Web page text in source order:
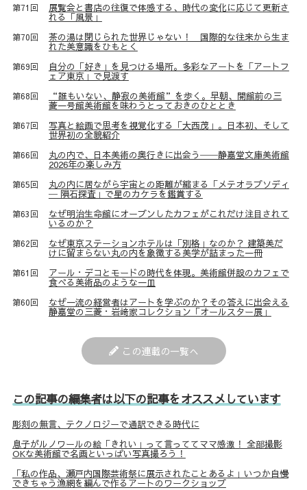
第71回 展覧会と書店の往復で体感する、時代の変化に応じて更新さ
れる「風景」
第70回 茶の湯は閉じられた世界じゃない！ 国際的な往来から生ま
れた美意識をひもとく
第69回 自分の「好き」を見つける場所。多彩なアートを「アートフ
ェア東京」で見渡す
第68回 “誰もいない、静寂の美術館”を歩く。早朝、開館前の三
菱一号館美術館を味わうとっておきのひととき
第67回 写真と絵画で思考を視覚化する「大西茂」。日本初、そして
世界初の全貌紹介
第66回 丸の内で、日本美術の奥行きに出会う──静嘉堂文庫美術館
2026年の楽しみ方
第65回 丸の内に居ながら宇宙との距離が縮まる「メテオラプソディ
─ 隕石探査」で星のカケラを鑑賞する
第63回 なぜ明治生命館にオープンしたカフェがこれだけ注目されて
いるのか？
第62回 なぜ東京ステーションホテルは「別格」なのか？ 建築美だ
けに留まらない丸の内を象徴する美学が詰まった一冊
第61回 アール・デコとモードの時代を体現。美術館併設のカフェで
食べる美術品のような一皿
第60回 なぜ一流の経営者はアートを学ぶのか？その答えに出会える
静嘉堂の三菱・岩﨑家コレクション「オールスター展」
この連載の一覧へ
この記事の編集者は以下の記事をオススメしています
彫刻の無言、テクノロジーで通訳できる時代に
息子がルノワールの絵「きれい」って言っててママ感激！ 全部撮影
OKな美術館で名画といっぱい写真撮ろう！
「私の作品、瀬戸内国際芸術祭に展示されたことあるよ」いつか自慢
できちゃう漁網を編んで作るアートのワークショップ